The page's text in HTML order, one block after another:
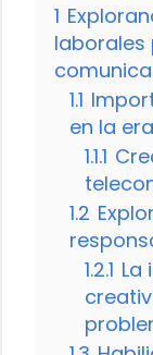
1
laborales
1.1
en la
1.1.1
1.2
1.2.1 La